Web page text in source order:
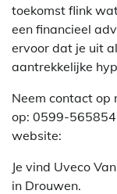
toekomst flink
een financieel
ervoor dat je uit
aantrekkelijke
Neem contact op
op: 0599-
website:
Je vind Uveco
in Drouwen.